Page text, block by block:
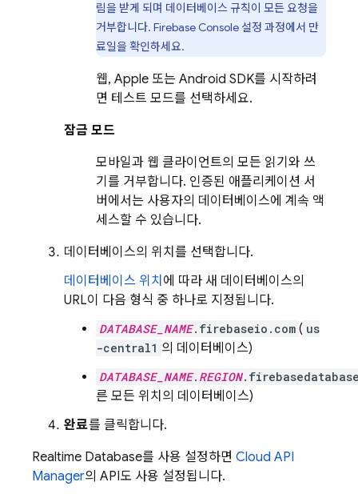
림을 받게 되며 데이터베이스 규칙이 모든 요청을
거부합니다. Firebase Console 설정 과정에서 만
료일을 확인하세요.
웹, Apple 또는 Android SDK를 시작하려
면 테스트 모드를 선택하세요.
잠금 모드
모바일과 웹 클라이언트의 모든 읽기와 쓰
기를 거부합니다. 인증된 애플리케이션 서
버에서는 사용자의 데이터베이스에 계속 액
세스할 수 있습니다.
데이터베이스의 위치를 선택합니다.
데이터베이스 위치 에 따라 새 데이터베이스의
URL이 다음 형식 중 하나로 지정됩니다.
DATABASE_NAME.firebaseio.com ( us
-central1 의 데이터베이스)
DATABASE_NAME. REGION
른 모든 위치의 데이터베이스)
완료를 클릭합니다.
Realtime Database를 사용 설정하면 Cloud API
Manager의 API도 사용 설정됩니다.